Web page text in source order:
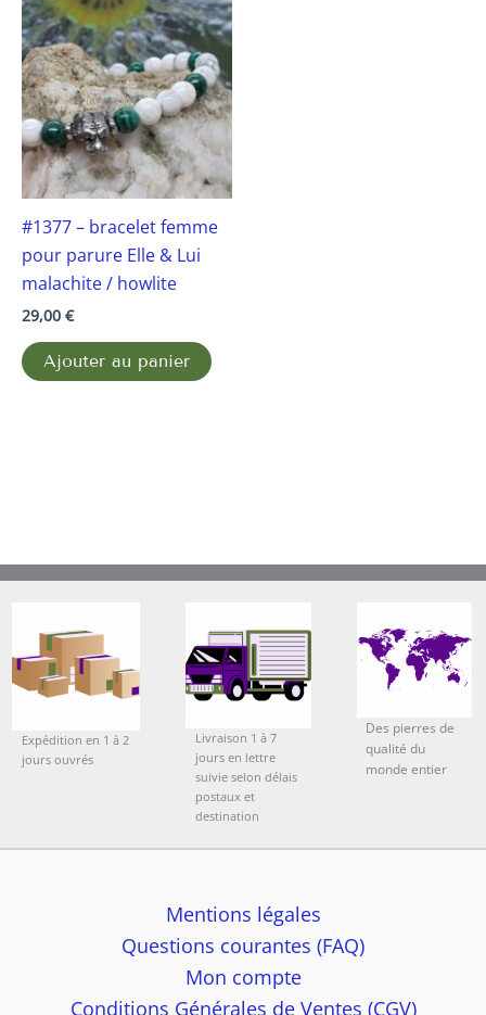
#1377 – bracelet femme
pour parure Elle & Lui
malachite / howlite
29,00 €
Ajouter au panier
Expédition en 1 à 2
jours ouvrés
Livraison 1 à 7
jours en lettre
suivie selon délais
postaux et
destination
Des pierres de
qualité du
monde entier
Mentions légales
Questions courantes (FAQ)
Mon compte
Conditions Générales de Ventes (CGV)